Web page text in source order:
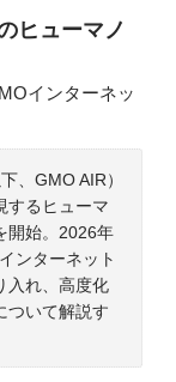
ヒューマノ
インターネッ
、GMO AIR）
するヒューマ
開始。2026年
ンターネット
入れ、高度化
ついて解説す